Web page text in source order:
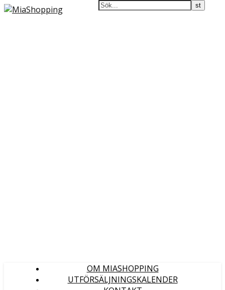
OM MIASHOPPING
UTFÖRSÄLJNINGSKALENDER